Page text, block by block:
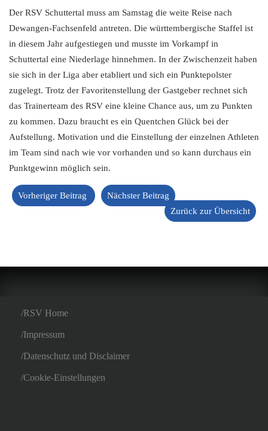
Der RSV Schuttertal muss am Samstag die weite Reise nach
Dewangen-Fachsenfeld antreten. Die württembergische Staffel ist
in diesem Jahr aufgestiegen und musste im Vorkampf in
Schuttertal eine Niederlage hinnehmen. In der Zwischenzeit haben
sie sich in der Liga aber etabliert und sich ein Punktepolster
zugelegt. Trotz der Favoritenstellung der Gastgeber rechnet sich
das Trainerteam des RSV eine kleine Chance aus, um zu Punkten
zu kommen. Dazu braucht es ein Quentchen Glück bei der
Aufstellung. Motivation und die Einstellung der einzelnen Athleten
im Team sind nach wie vor vorhanden und so kann durchaus ein
Punktgewinn möglich sein.
Vorheriger Beitrag
Nächster Beitrag
Zurück zur Übersicht
RSV Home
Impressum
Datenschutz und Disclaimer
Cookie-Einstellungen